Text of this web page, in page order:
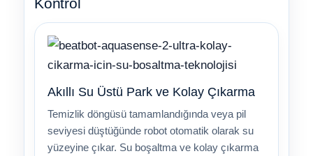
Akıllı Su Üstü Park ve Kolay Çıkarma
Temizlik döngüsü tamamlandığında veya pil
seviyesi düştüğünde robot otomatik olarak su
yüzeyine çıkar. Su boşaltma ve kolay çıkarma